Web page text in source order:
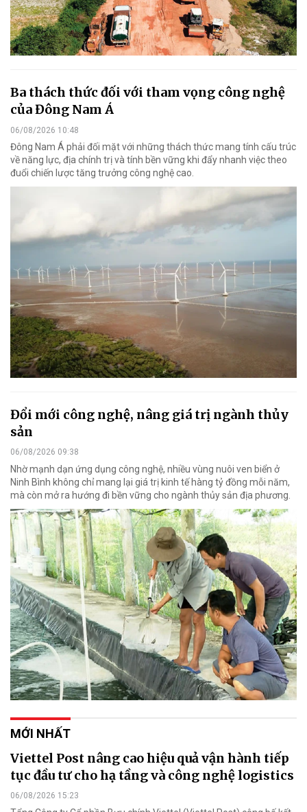
Ba thách thức đối với tham vọng công nghệ
của Đông Nam Á
06/08/2026 10:48
Đông Nam Á phải đối mặt với những thách thức mang tính cấu trúc
về năng lực, địa chính trị và tính bền vững khi đẩy nhanh việc theo
đuổi chiến lược tăng trưởng công nghệ cao.
Đổi mới công nghệ, nâng giá trị ngành thủy
sản
06/08/2026 09:38
Nhờ mạnh dạn ứng dụng công nghệ, nhiều vùng nuôi ven biển ở
Ninh Bình không chỉ mang lại giá trị kinh tế hàng tỷ đồng mỗi năm,
mà còn mở ra hướng đi bền vững cho ngành thủy sản địa phương.
MỚI NHẤT
Viettel Post nâng cao hiệu quả vận hành tiếp
tục đầu tư cho hạ tầng và công nghệ logistics
06/08/2026 15:23